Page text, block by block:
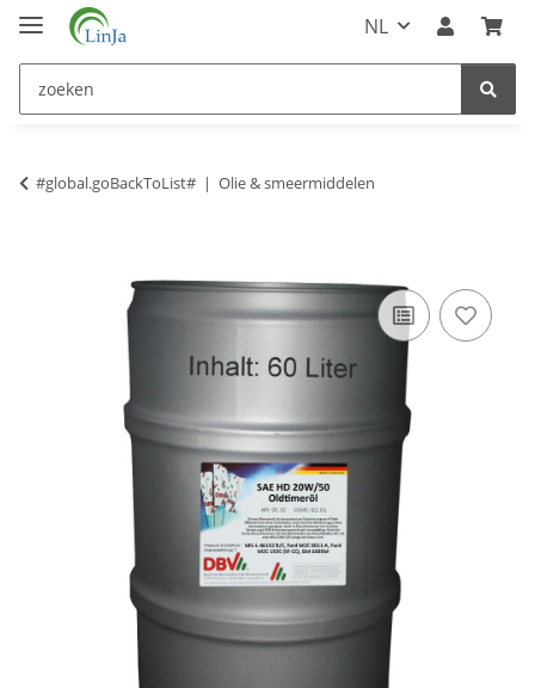
NL
#global.goBackToList# Olie & smeermiddelen